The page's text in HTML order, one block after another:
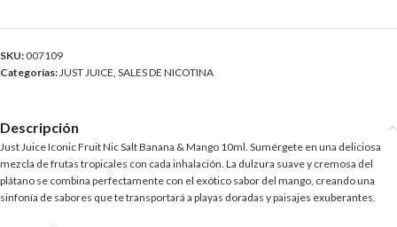
SKU: 007109
Categorías:JUST JUICE, SALES DE NICOTINA
Descripción
Just Juice Iconic Fruit Nic Salt Banana & Mango 10ml. Sumérgete en una deliciosa
mezcla de frutas tropicales con cada inhalación. La dulzura suave y cremosa del
plátano se combina perfectamente con el exótico sabor del mango, creando una
sinfonía de sabores que te transportará a playas doradas y paisajes exuberantes.